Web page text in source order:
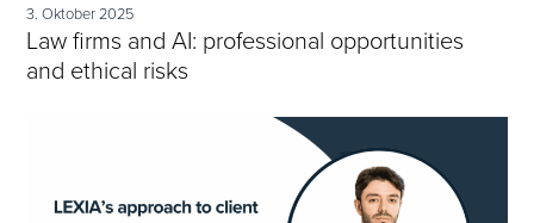
3. Oktober 2025
Law firms and AI: professional opportunities
and ethical risks